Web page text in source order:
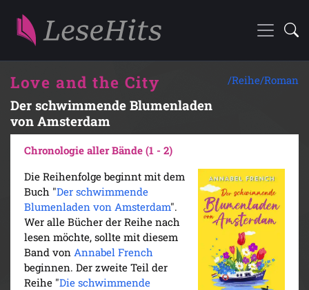
Love and the City
Der schwimmende Blumenladen
von Amsterdam
/Reihe/Roman
Chronologie aller Bände (1 - 2)
Die Reihenfolge beginnt mit dem
Buch "Der schwimmende
Blumenladen von Amsterdam".
Wer alle Bücher der Reihe nach
lesen möchte, sollte mit diesem
Band von Annabel French
beginnen. Der zweite Teil der
Reihe "Die schwimmende